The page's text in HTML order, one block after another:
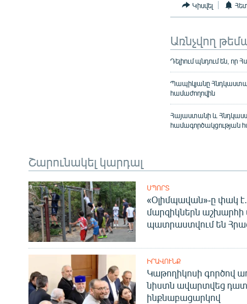
Կիսվել
Առնչվող
Դելիում պնդում են, որ
Պապիկյանը
համաժողովին
Հայաստանի և
համագործակցության
Շարունակել կարդալ
ՍՊՈՐՏ
«Օլիմպավան»-ը փակ
մարզիկներն աշխարհի
պատրաստվում են
ԻՐԱՎՈՒՆՔ
Կաթողիկոսի գործով
նիստն ավարտվեց
ինքնաբացարկով